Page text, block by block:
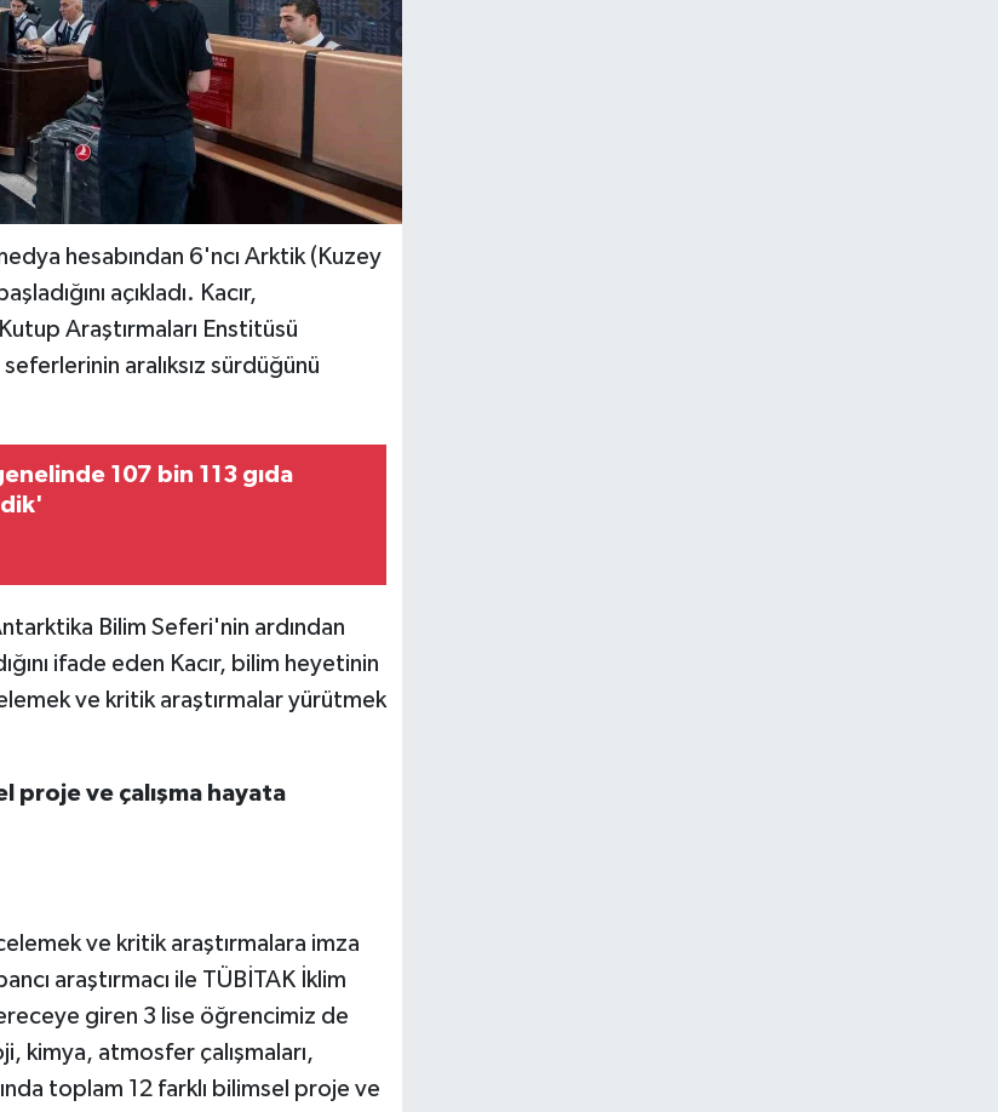
hesabından 6'ncı Arktik (Kuzey
açıkladı. Kacır,
Araştırmaları Enstitüsü
aralıksız sürdüğünü
107 bin 113 gıda
Bilim Seferi'nin ardından
ifade eden Kacır, bilim heyetinin
ve kritik araştırmalar yürütmek
proje ve çalışma hayata
ve kritik araştırmalara imza
araştırmacı ile TÜBİTAK İklim
giren 3 lise öğrencimiz de
kimya, atmosfer çalışmaları,
toplam 12 farklı bilimsel proje ve